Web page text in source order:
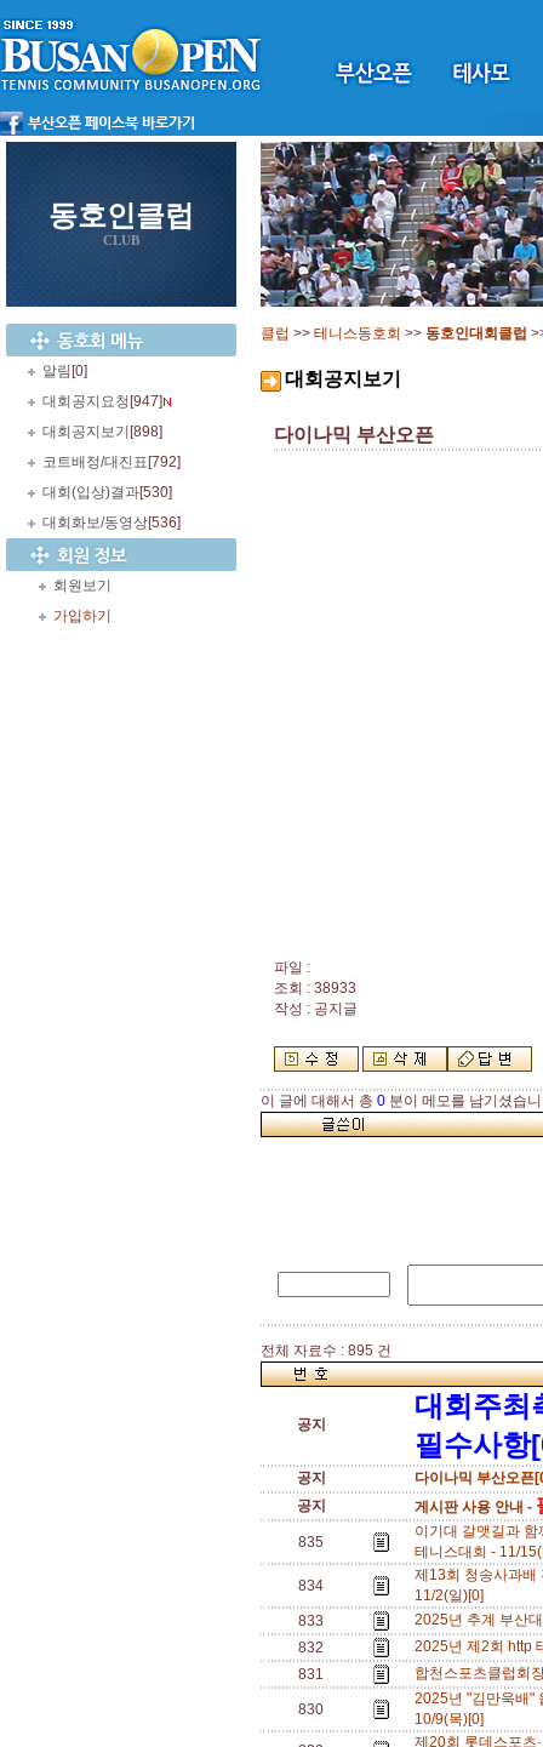
동호인클럽
CLUB
알림 [0]
대회공지요청 [947]
대회공지보기 [898]
코트배정/대진표 [792]
대회(입상)결과[530]
대회화보/동영상[536]
회원보기
가입하기
클럽 >> 테니스동호회 >> 동호인대회클럽
대회공지보기
다이나믹 부산오픈
파일 :
조회 : 38933
작성 : 공지글
이 글에 대해서 총 0 분이 메모를 남기셨습
전체 자료수 : 895 건
공지
대회주최
필수사항
공지
다이나믹 부산오픈
공지
게시판 사용 안내 -
835
이기대 갈맷길과
테니스대회 - 11/
834
제13회 청송사과배
11/2(일)[0]
833
2025년 추계 부산
832
2025년 제2회 http
831
합천스포츠클럽회
830
2025년 "김만욱배"
10/9(목)[0]
제20회 롯데스포츠